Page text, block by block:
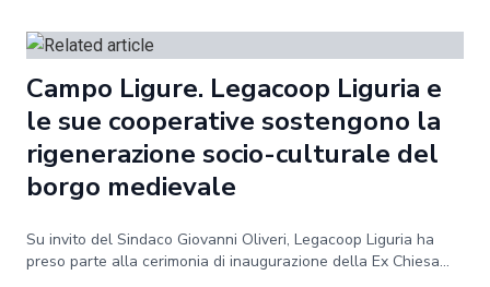
Campo Ligure. Legacoop Liguria e
le sue cooperative sostengono la
rigenerazione socio-culturale del
borgo medievale
Su invito del Sindaco Giovanni Oliveri, Legacoop Liguria ha
preso parte alla cerimonia di inaugurazione della Ex Chiesa...